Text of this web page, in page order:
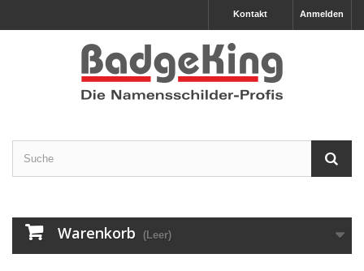
Anmelden
Kontakt
Warenkorb (Leer)